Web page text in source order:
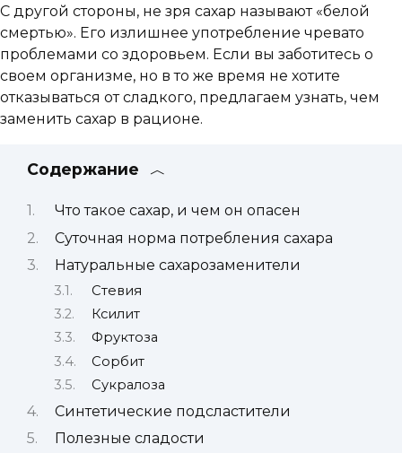
С другой стороны, не зря сахар называют «белой
смертью». Его излишнее употребление чревато
проблемами со здоровьем. Если вы заботитесь о
своем организме, но в то же время не хотите
отказываться от сладкого, предлагаем узнать, чем
заменить сахар в рационе.
Содержание
Что такое сахар, и чем он опасен
Суточная норма потребления сахара
Натуральные сахарозаменители
Стевия
Ксилит
Фруктоза
Сорбит
Сукралоза
Синтетические подсластители
Полезные сладости